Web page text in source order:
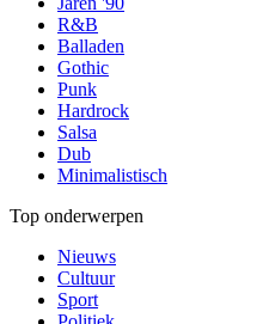
R&B
Balladen
Gothic
Punk
Hardrock
Salsa
Dub
Minimalistisch
Top onderwerpen
Nieuws
Cultuur
Sport